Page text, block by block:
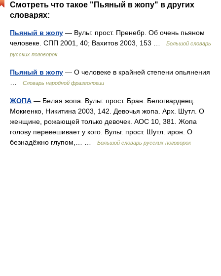
Смотреть что такое "Пьяный в жопу" в других
словарях:
Пьяный в жопу — Вульг. прост. Пренебр. Об очень пьяном
человеке. СПП 2001, 40; Вахитов 2003, 153 …
Большой словарь
русских поговорок
Пьяный в жопу — О человеке в крайней степени опьянения
Словарь народной фразеологии
ЖОПА — Белая жопа. Вульг. прост. Бран. Белогвардеец.
Мокиенко, Никитина 2003, 142. Девочья жопа. Арх. Шутл. О
женщине, рожающей только девочек. АОС 10, 381. Жопа
голову перевешивает у кого. Вульг. прост. Шутл. ирон. О
безнадёжно глупом,… …
Большой словарь русских поговорок